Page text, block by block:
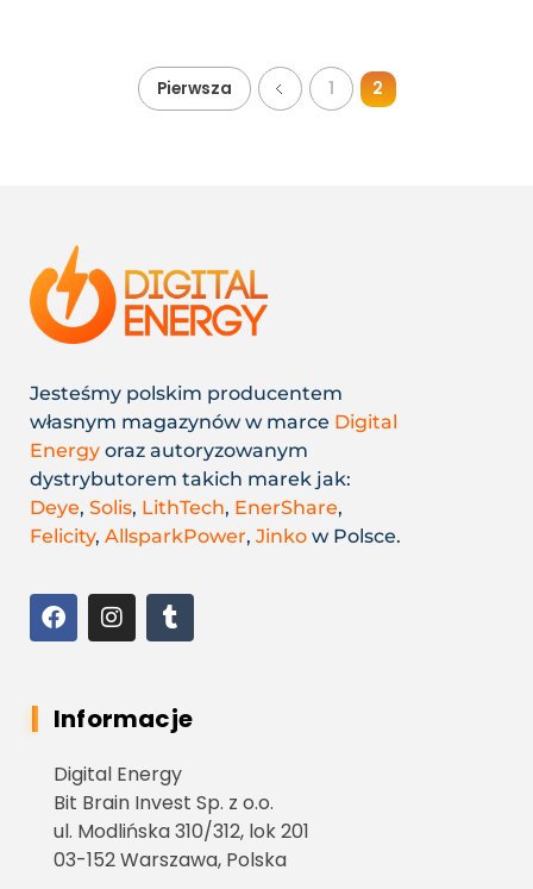
Pierwsza 1 2
Jesteśmy polskim producentem
własnym magazynów w marce Digital
Energy oraz autoryzowanym
dystrybutorem takich marek jak:
Deye, Solis, LithTech, EnerShare,
Felicity, AllsparkPower, Jinko w Polsce.
Informacje
Digital Energy
Bit Brain Invest Sp. z o.o.
ul. Modlińska 310/312, lok 201
03-152 Warszawa, Polska